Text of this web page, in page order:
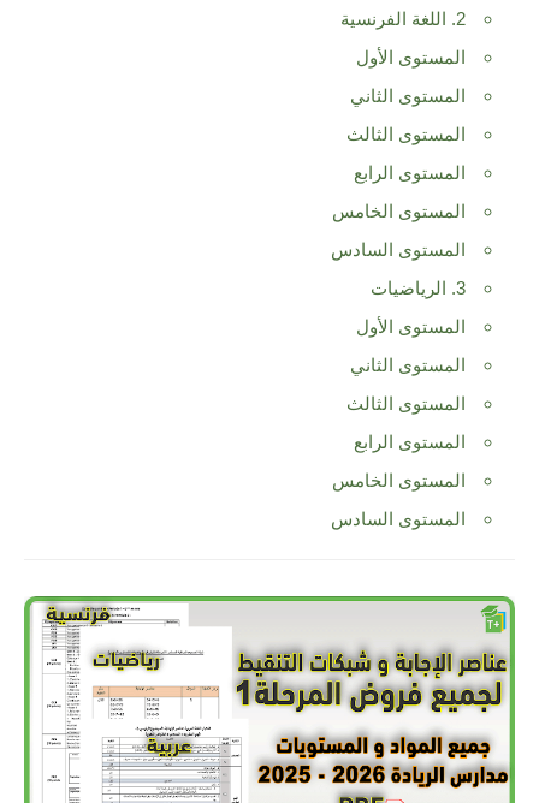
2. اللغة الفرنسية
المستوى الأول
المستوى الثاني
المستوى الثالث
المستوى الرابع
المستوى الخامس
المستوى السادس
3. الرياضيات
المستوى الأول
المستوى الثاني
المستوى الثالث
المستوى الرابع
المستوى الخامس
المستوى السادس